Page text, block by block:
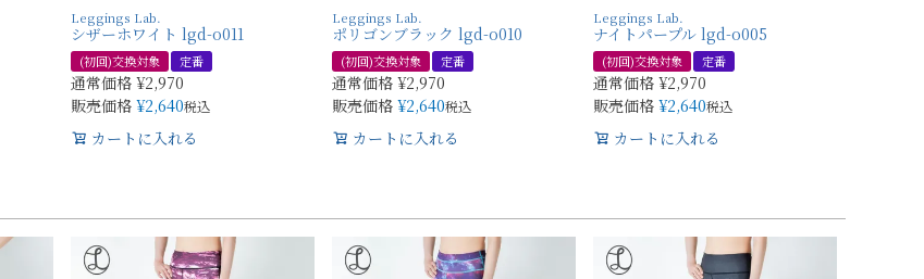
Leggings Lab.
シザーホワイト lgd-o011
(初回)交換対象 定番
通常価格 ¥2,970
販売価格 ¥2,640税込
カートに入れる
Leggings Lab.
ポリゴンブラック lgd-o010
(初回)交換対象 定番
通常価格 ¥2,970
販売価格 ¥2,640税込
カートに入れる
Leggings Lab.
ナイトパープル lgd-o005
(初回)交換対象 定番
通常価格 ¥2,970
販売価格 ¥2,640税込
カートに入れる